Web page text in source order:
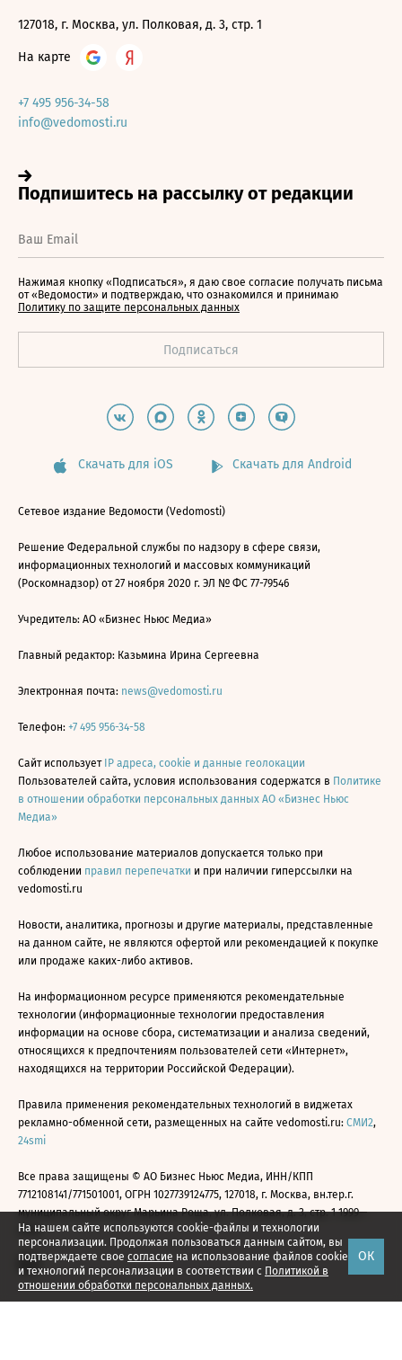
На нашем сайте используются cookie-файлы и технологии
персонализации. Продолжая пользоваться данным сайтом, вы
подтверждаете свое согласие на использование файлов cookie
и технологий персонализации в соответствии с Политикой в
отношении обработки персональных данных.
ОК
127018, г. Москва, ул. Полковая, д. 3, стр. 1
На карте
+7 495 956-34-58
info@vedomosti.ru
Нажимая кнопку «Подписаться», я даю свое согласие получать письма
от «Ведомости» и подтверждаю, что ознакомился и принимаю
Политику по защите персональных данных
Скачать для iOS Скачать для Android
Сетевое издание Ведомости (Vedomosti)
Решение Федеральной службы по надзору в сфере связи,
информационных технологий и массовых коммуникаций
(Роскомнадзор) от 27 ноября 2020 г. ЭЛ № ФС 77-79546
Учредитель: АО «Бизнес Ньюс Медиа»
Главный редактор: Казьмина Ирина Сергеевна
Электронная почта: news@vedomosti.ru
Телефон: +7 495 956-34-58
Сайт использует IP адреса, cookie и данные геолокации
Пользователей сайта, условия использования содержатся в Политике
в отношении обработки персональных данных АО «Бизнес Ньюс
Медиа»
Любое использование материалов допускается только при
соблюдении правил перепечатки и при наличии гиперссылки на
vedomosti.ru
Новости, аналитика, прогнозы и другие материалы, представленные
на данном сайте, не являются офертой или рекомендацией к покупке
или продаже каких-либо активов.
На информационном ресурсе применяются рекомендательные
технологии (информационные технологии предоставления
информации на основе сбора, систематизации и анализа сведений,
относящихся к предпочтениям пользователей сети «Интернет»,
находящихся на территории Российской Федерации).
Правила применения рекомендательных технологий в виджетах
рекламно-обменной сети, размещенных на сайте vedomosti.ru: СМИ2,
24smi
Все права защищены © АО Бизнес Ньюс Медиа, ИНН/КПП
7712108141/771501001, ОГРН 1027739124775, 127018, г. Москва, вн.тер.г.
муниципальный округ Марьина Роща, ул. Полковая, д. 3, стр. 1 1999—
2026